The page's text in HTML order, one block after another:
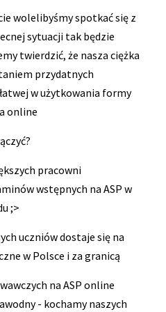
wolelibyśmy spotkać się z
sytuacji tak będzie
twierdzić, że nasza ciężka
przydatnych
w użytkowania formy
online
pracowni
wstępnych na ASP w
;>
uczniów dostaje się na
w Polsce i za granicą
na ASP online
- kochamy naszych